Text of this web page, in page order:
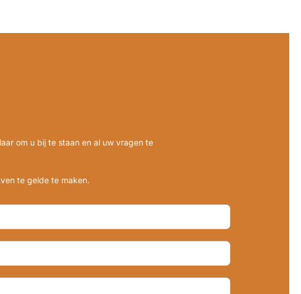
om u bij te staan en al uw vragen te
te gelde te maken.